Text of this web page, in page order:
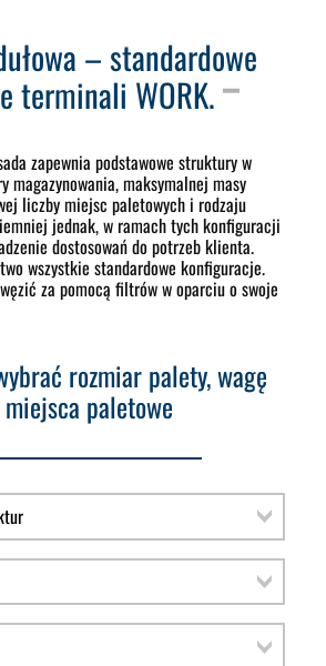
– standardowe
terminali WORK.
zapewnia podstawowe struktury w
magazynowania, maksymalnej masy
liczby miejsc paletowych i rodzaju
jednak, w ramach tych konfiguracji
dostosowań do potrzeb klienta.
wszystkie standardowe konfiguracje.
za pomocą filtrów w oparciu o swoje
rozmiar palety, wagę
paletowe